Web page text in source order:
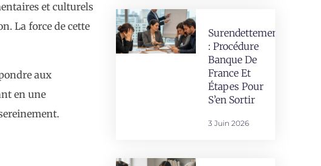
et culturels
La force de cette
aux
en une
Surendettement
: Procédure
Banque De
France Et
Étapes Pour
S’en Sortir
3 Juin 2026